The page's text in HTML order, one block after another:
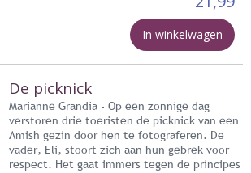
In winkelwagen
De picknick
Marianne Grandia - Op een zonnige dag
verstoren drie toeristen de picknick van een
Amish gezin door hen te fotograferen. De
vader, Eli, stoort zich aan hun gebrek voor
respect. Het gaat immers tegen de principes